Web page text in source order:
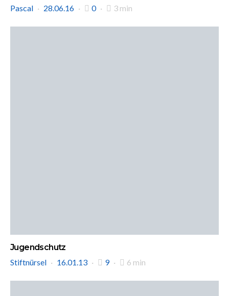
Pascal
28.06.16 0 3 min
Jugendschutz
Stiftnürsel
16.01.13 9 6 min